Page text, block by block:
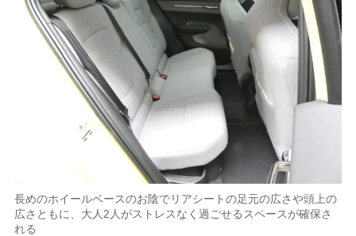
長めのホイールベースのお陰でリアシートの足元の広さや頭上の
広さともに、大人2人がストレスなく過ごせるスペースが確保さ
れる